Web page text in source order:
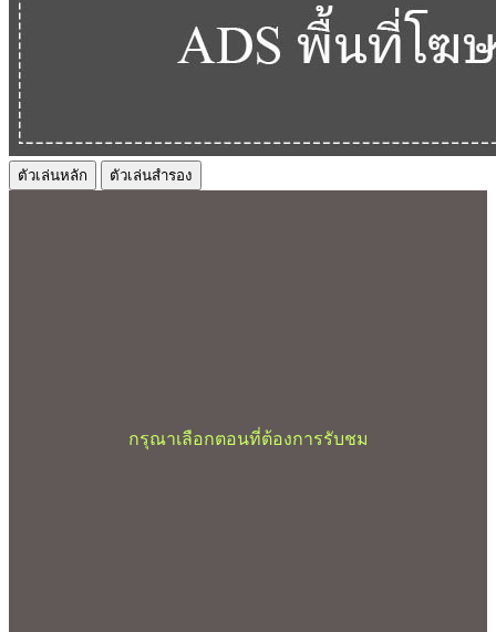
ตัวเล่นหลัก ตัวเล่นสำรอง
กรุณาเลือกตอนที่ต้องการรับชม